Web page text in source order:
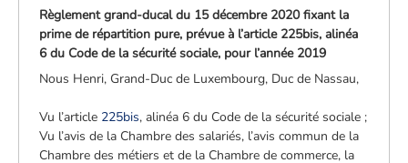
Règlement grand-ducal du 15 décembre 2020 fixant la
prime de répartition pure, prévue à l’article 225bis, alinéa
6 du Code de la sécurité sociale, pour l’année 2019
Nous Henri, Grand-Duc de Luxembourg, Duc de Nassau,
Vu l’article 225bis, alinéa 6 du Code de la sécurité sociale ;
Vu l’avis de la Chambre des salariés, l’avis commun de la
Chambre des métiers et de la Chambre de commerce, la